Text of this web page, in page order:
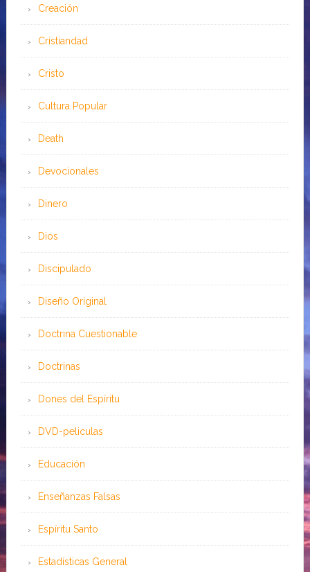
Creación
Cristiandad
Cristo
Cultura Popular
Death
Devocionales
Dinero
Dios
Discipulado
Diseño Original
Doctrina Cuestionable
Doctrinas
Dones del Espíritu
DVD-peliculas
Educación
Enseñanzas Falsas
Espíritu Santo
Estadísticas General